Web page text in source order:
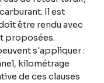
Il est
être rendu avec
proposées.
s'appliquer :
kilométrage
de ces clauses